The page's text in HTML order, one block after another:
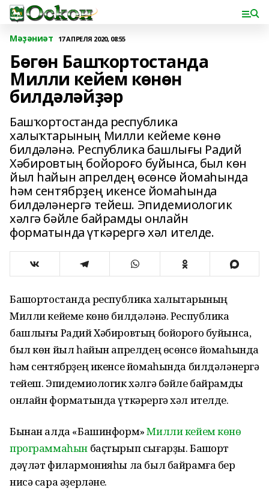
Мәҙәниәт 17 АПРЕЛЯ 2020, 08:55
Бөгөн Башҡортостанда
Милли кейем көнөн
билдәләйҙәр
Башҡортостанда республика
халыҡтарының Милли кейеме көнө
билдәләнә. Республика башлығы Радий
Хәбировтың бойороғо буйынса, был көн
йыл һайын апрелдең өсөнсө йомаһында
һәм сентябрҙең икенсе йомаһында
билдәләнергә тейеш. Эпидемиологик
хәлгә бәйле байрамды онлайн
форматында үткәрергә хәл ителде.
Башҡортостанда республика халыҡтарының
Милли кейеме көнө билдәләнә. Республика
башлығы Радий Хәбировтың бойороғо буйынса,
был көн йыл һайын апрелдең өсөнсө йомаһында
һәм сентябрҙең икенсе йомаһында билдәләнергә
тейеш. Эпидемиологик хәлгә бәйле байрамды
онлайн форматында үткәрергә хәл ителде.
Бынан алда «Башинформ»Милли кейем көнө
программаһынбаҫтырып сығарҙы. Башҡорт
дәүләт филармонияһы ла был байрамға бер
нисә сара әҙерләне.